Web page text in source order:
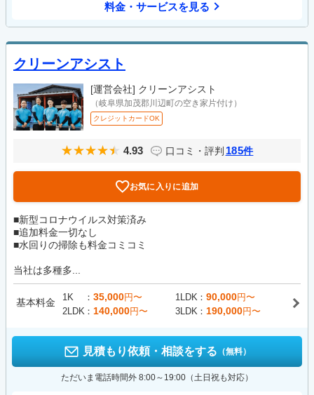
料金・サービスを見る
クリーンアシスト
[運営会社] クリーンアシスト
（岐阜県加茂郡川辺町の空き家片付け）
クレジットカードOK
4.93 口コミ・評判 185件
お気に入りに追加
■新型コロナウイルス対策済み
■追加料金一切なし
■水回りの掃除も料金コミコミ
当社は多種多...
基本料金 1K 35,000円〜 1LDK 90,000円〜
2LDK
140,000円〜 3LDK 190,000円〜
見積もり依頼・相談をする （無料）
ただいま電話時間外 8:00～19:00（土日祝も対応）